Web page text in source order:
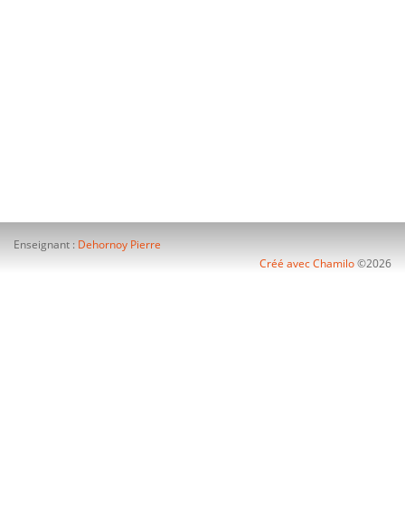
Enseignant : Dehornoy Pierre
Créé avec Chamilo©2026